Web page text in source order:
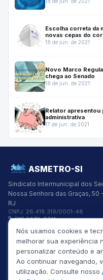
Escolha correta da
novas cepas do
18 de jun. de 2021
Novo Marco
chega ao Senado
18 de jun. de 2021
Relator apresentou
administrativa
17 de jun. de 2021
ASMETRO-SI
Sindicato Intermunicipal dos
Nossa Senhora das Graças,
RJ
CNPJ: 26.418.319/0001-48
(21) 2679-9741
asmetro@asmetro.org.br
Links Rápidos
Institucional
Gestão
Saúde
Convênios
Nós usamos cookies e
melhorar sua experiência
personalizar conteúdo e
Ao continuar navegando,
utilização. Consulte nosso